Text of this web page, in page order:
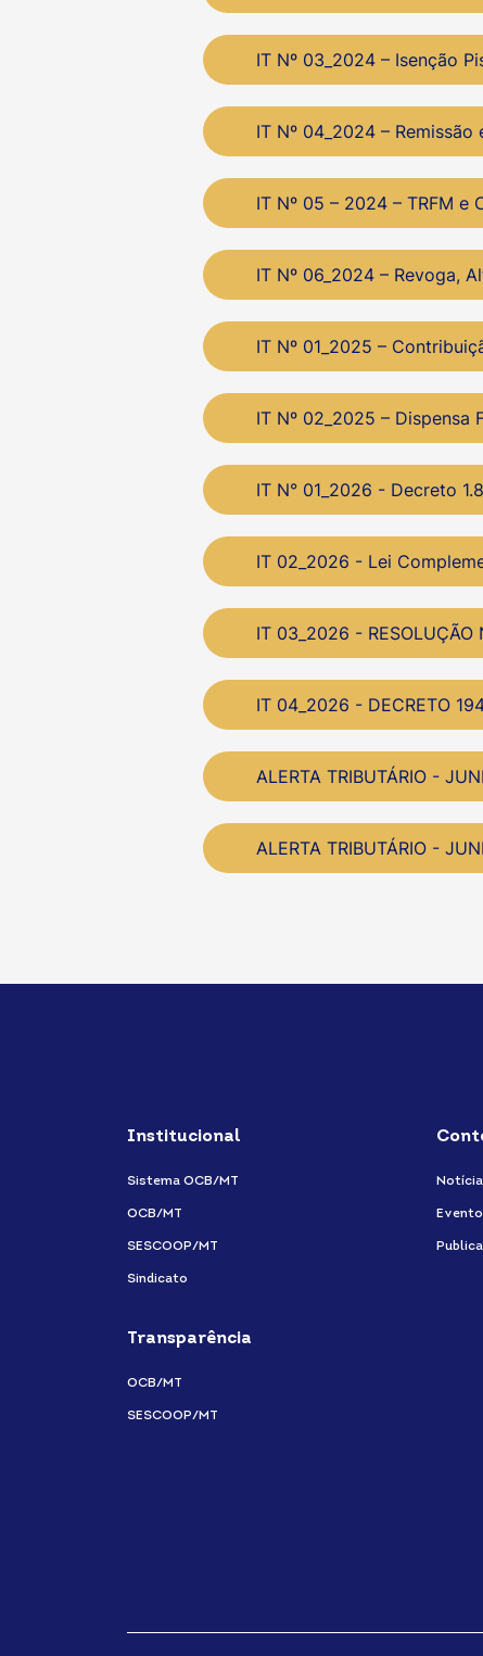
IT Nº 03_2024 – Isenção
IT Nº 04_2024 – Remissão
IT Nº 05 – 2024 – TRFM e
IT Nº 06_2024 – Revoga,
IT Nº 01_2025 –
IT Nº 02_2025 – Dispensa
IT N° 01_2026 - Decreto
IT 02_2026 - Lei
IT 03_2026 - RESOLUÇÃO
IT 04_2026 - DECRETO
ALERTA TRIBUTÁRIO -
ALERTA TRIBUTÁRIO -
Institucional
Sistema OCB/MT
OCB/MT
SESCOOP/MT
Sindicato
Transparência
OCB/MT
SESCOOP/MT